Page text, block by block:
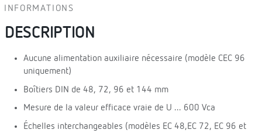
INFORMATIONS
DESCRIPTION
Aucune alimentation auxiliaire nécessaire (modèle CEC 96
uniquement)
Boîtiers DIN de 48, 72, 96 et 144 mm
Mesure de la valeur efficace vraie de U ... 600 Vca
Échelles interchangeables (modèles EC 48,EC 72, EC 96 et